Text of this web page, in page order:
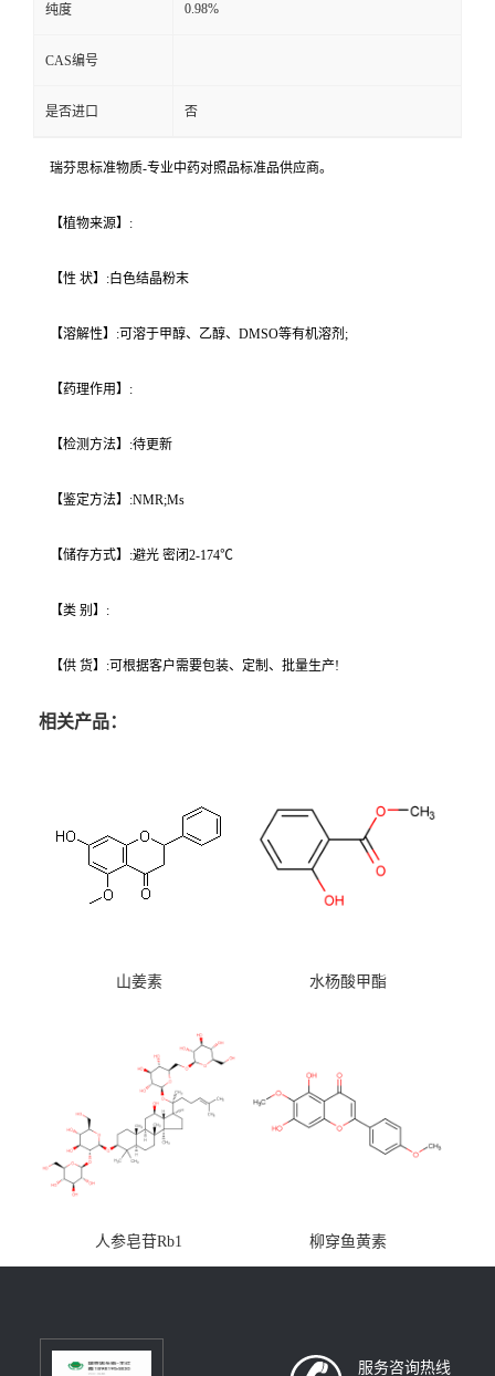
纯度 0.98%
CAS编号
是否进口 否
瑞芬思标准物质-专业中药对照品标准品供应商。
【植物来源】:
【性 状】:白色结晶粉末
【溶解性】:可溶于甲醇、乙醇、DMSO等有机溶剂;
【药理作用】:
【检测方法】:待更新
【鉴定方法】:NMR;Ms
【储存方式】:避光 密闭2-174℃
【类 别】:
【供 货】:可根据客户需要包装、定制、批量生产!
相关产品：
山姜素 水杨酸甲酯
人参皂苷Rb1 柳穿鱼黄素
服务咨询热线